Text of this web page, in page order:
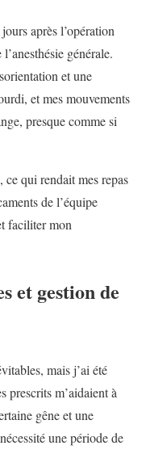
après l’opération
générale.
et une
et mes mouvements
presque comme si
ce qui rendait mes repas
de l’équipe
faciliter mon
et gestion de
mais j’ai été
prescrits m’aidaient à
gêne et une
une période de